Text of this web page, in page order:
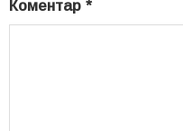
Коментар *